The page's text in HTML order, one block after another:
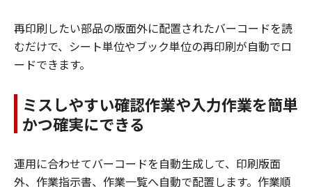
再印刷したい部品の版面外に配置されたバーコードを読
むだけで、シート単位やブック単位の再印刷が自動でロ
ードできます。
ミスしやすい確認作業や入力作業を簡単
かつ確実にできる
運用に合わせてバーコードを自動生成して、印刷版面
外、作業指示書、作業一覧へ自動で配置します。作業順